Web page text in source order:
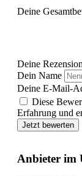
Deine
Deine Rezension
Dein Name
Deine E-Mail-
Diese
Erfahrung und
Jetzt bewerten
Anbieter im